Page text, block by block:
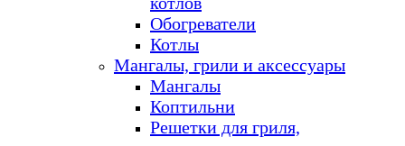
Обогреватели
Котлы
Мангалы, грили и аксессуары
Мангалы
Коптильни
Решетки для гриля,